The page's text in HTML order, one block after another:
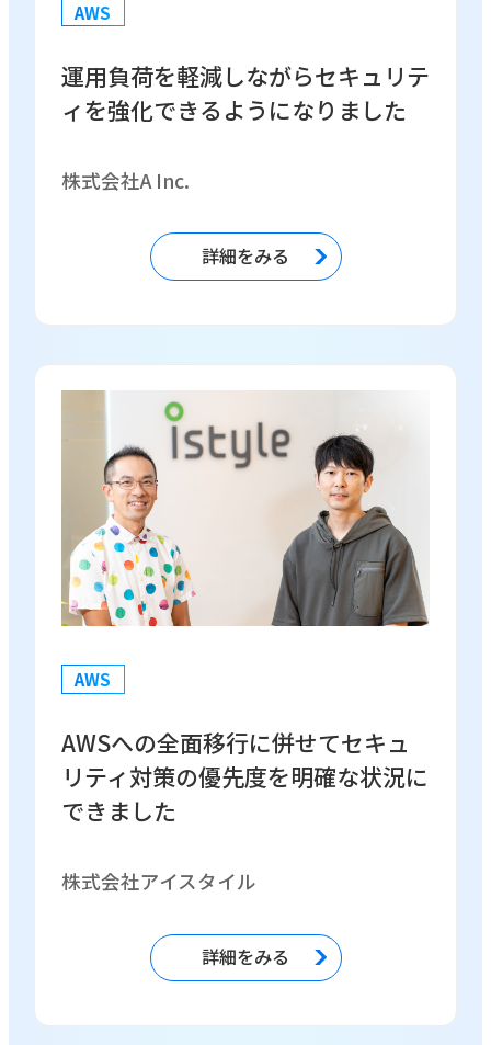
AWS
運用負荷を軽減しながらセキュリテ
ィを強化できるようになりました
株式会社A Inc.
詳細をみる
AWS
AWSへの全面移行に併せてセキュ
リティ対策の優先度を明確な状況に
できました
株式会社アイスタイル
詳細をみる